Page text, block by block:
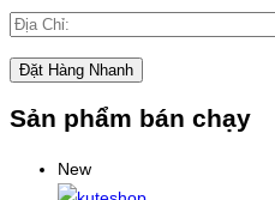
Sản phẩm bán chạy
New